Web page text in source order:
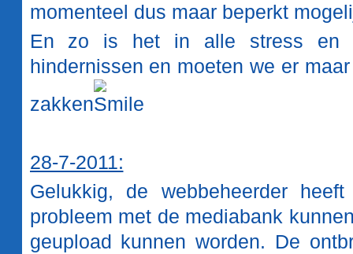
momenteel dus maar beperkt
En zo is het in alle stress en
hindernissen en moeten we er
zakken
28-7-2011:
Gelukkig, de webbeheerder
probleem met de mediabank
geupload kunnen worden. De